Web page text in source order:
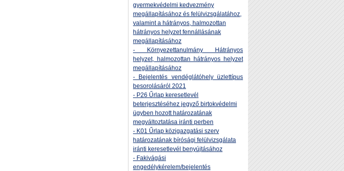
gyermekvédelmi kedvezmény
megállapításához és felülvizsgálatához,
valamint a hátrányos, halmozottan
hátrányos helyzet fennállásának
megállapításához
- Környezettanulmány Hátrányos
helyzet, halmozottan hátrányos helyzet
megállapításához
- Bejelentés vendéglátóhely üzlettípus
besorolásáról 2021
- P26 Űrlap keresetlevél
beterjesztéséhez jegyző birtokvédelmi
ügyben hozott határozatának
megváltoztatása iránti perben
- K01 Űrlap közigazgatási szerv
határozatának bírósági felülvizsgálata
iránti keresetlevél benyújtásához
- Fakivágási
engedélykérelem/bejelentés